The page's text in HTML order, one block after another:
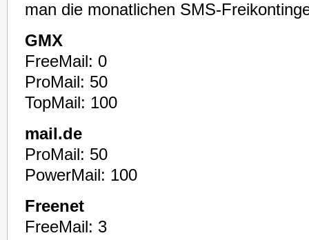
man die monatlichen SMS-
GMX
FreeMail: 0
ProMail: 50
TopMail: 100
mail.de
ProMail: 50
PowerMail: 100
Freenet
FreeMail: 3